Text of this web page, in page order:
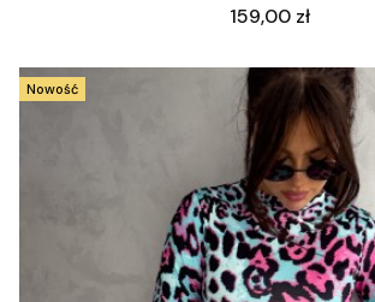
Cena
159,00 zł
Nowość